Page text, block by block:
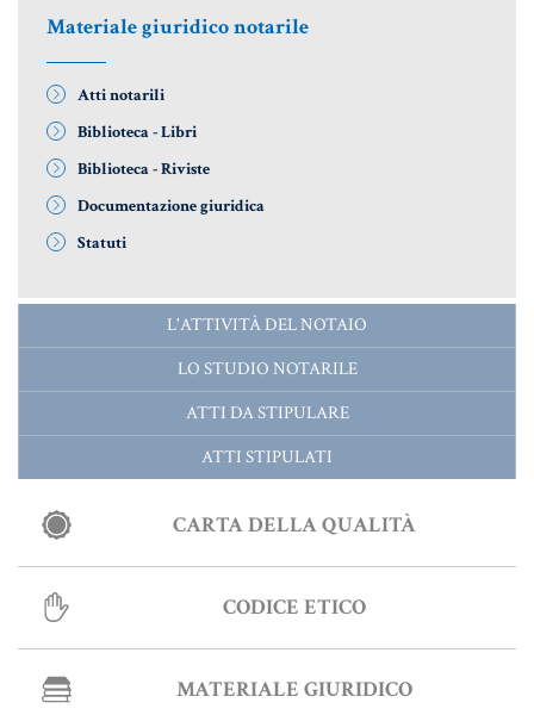
Materiale Giuridico
CODICE CIVILE
MATERIALE GIURIDICO NOTARILE
RISORSE GIURIDICHE
Fiscalità Speciale
CERTIFICAZIONE ENERGETICA
DETRAZIONI 36-41-50 %
INDICI E TASSI
TARSU
TASSAZIONE ATTI IMMOBILIARI
Materiale giuridico notarile
Atti notarili
Biblioteca - Libri
Biblioteca - Riviste
Documentazione giuridica
Statuti
L'ATTIVITÀ DEL NOTAIO
LO STUDIO NOTARILE
ATTI DA STIPULARE
ATTI STIPULATI
CARTA DELLA QUALITÀ
CODICE ETICO
MATERIALE GIURIDICO